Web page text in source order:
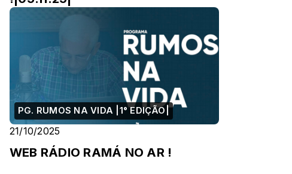
PG. RUMOS NA VIDA |1° EDIÇÃO|
21/10/2025
WEB RÁDIO RAMÁ NO AR !